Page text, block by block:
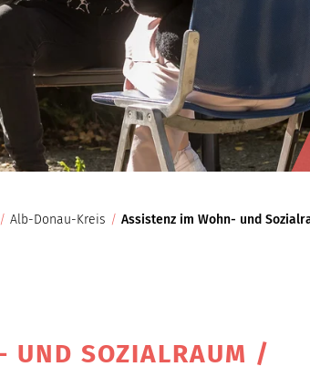
/ Alb-Donau-Kreis / Assistenz im Wohn- und
UND SOZIALRAUM /